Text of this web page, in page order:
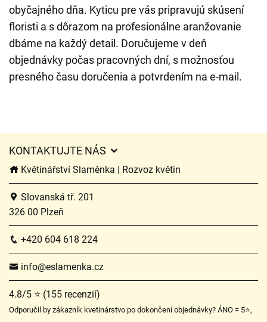
obyčajného dňa. Kyticu pre vás pripravujú skúsení
floristi a s dôrazom na profesionálne aranžovanie
dbáme na každý detail. Doručujeme v deň
objednávky počas pracovných dní, s možnosťou
presného času doručenia a potvrdením na e-mail.
KONTAKTUJTE NÁS
Květinářství Slaměnka | Rozvoz květin
Slovanská tř. 201
326 00 Plzeň
+420 604 618 224
info@eslamenka.cz
4.8/5 ⭐ (155 recenzií)
Odporučil by zákazník kvetinárstvo po dokončení objednávky? ÁNO = 5⭐,